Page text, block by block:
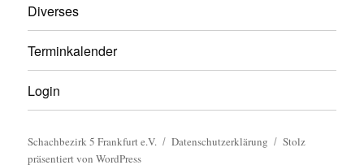
Diverses
Terminkalender
Login
Schachbezirk 5 Frankfurt e.V. Datenschutzerklärung
Stolz
präsentiert von WordPress